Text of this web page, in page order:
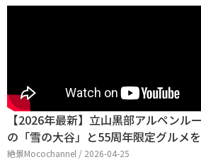
【2026年最新】立山黒部アルペンル
の「雪の大谷」と55周年限定グルメ
絶景Mocochannel / 2026-04-25